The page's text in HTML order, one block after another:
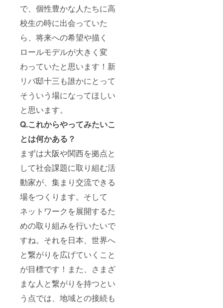
で、個性豊かな人たちに高
校生の時に出会っていた
ら、将来への希望や描く
ロールモデルが大きく変
わっていたと思います！新
リバ邸十三も誰かにとって
そういう場になってほしい
と思います。
Q.これからやってみたいこ
とは何かある？
まずは大阪や関西を拠点と
して社会課題に取り組む活
動家が、集まり交流できる
場をつくります。そして
ネットワークを展開するた
めの取り組みを行いたいで
すね。それを日本、世界へ
と繋がりを広げていくこと
が目標です！また、さまざ
まな人と繋がりを持つとい
う点では、地域との接続も